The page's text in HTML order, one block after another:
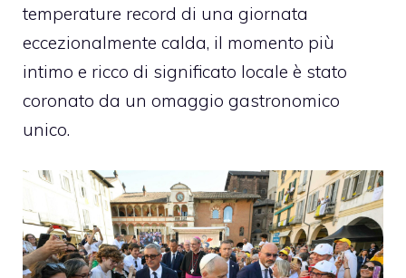
temperature record di una giornata
eccezionalmente calda, il momento più
intimo e ricco di significato locale è stato
coronato da un omaggio gastronomico
unico.